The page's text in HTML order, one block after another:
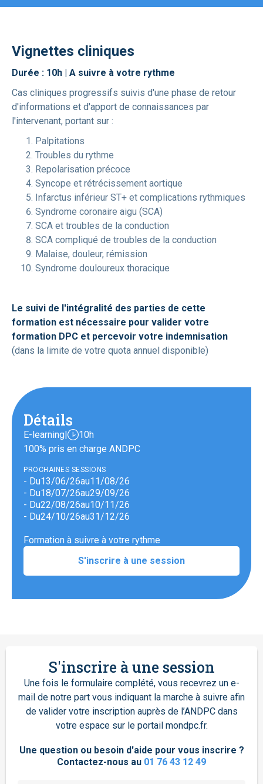
Vignettes cliniques
Durée : 10h | A suivre à votre rythme
Cas cliniques progressifs suivis d'une phase de retour
d'informations et d'apport de connaissances par
l'intervenant, portant sur :
Palpitations
Troubles du rythme
Repolarisation précoce
Syncope et rétrécissement aortique
Infarctus inférieur ST+ et complications rythmiques
Syndrome coronaire aigu (SCA)
SCA et troubles de la conduction
SCA compliqué de troubles de la conduction
Malaise, douleur, rémission
Syndrome douloureux thoracique
Le suivi de l'intégralité des parties de cette
formation est nécessaire pour valider votre
formation DPC et percevoir votre indemnisation
(dans la limite de votre quota annuel disponible)
Détails
E-learning|
10h
100% pris en charge ANDPC
PROCHAINES SESSIONS
- Du13/06/26au11/08/26
- Du18/07/26au29/09/26
- Du22/08/26au10/11/26
- Du24/10/26au31/12/26
Formation à suivre à votre rythme
S'inscrire à une session
S'inscrire à une session
Une fois le formulaire complété, vous recevrez un e-
mail de notre part vous indiquant la marche à suivre afin
de valider votre inscription auprès de l’ANDPC dans
votre espace sur le portail mondpc.fr.
Une question ou besoin d'aide pour vous inscrire ?
Contactez-nous au 01 76 43 12 49